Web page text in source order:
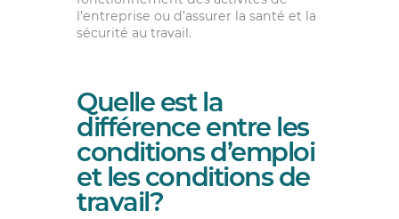
l’entreprise ou d’assurer la santé et la
sécurité au travail.
Quelle est la
différence entre les
conditions d’emploi
et les conditions de
travail?